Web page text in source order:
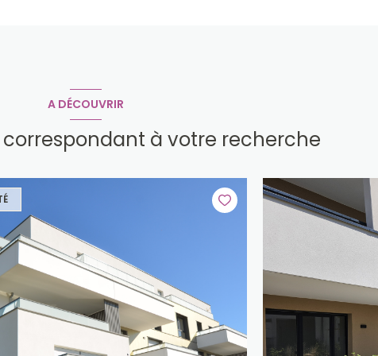
A DÉCOUVRIR
correspondant à votre recherche